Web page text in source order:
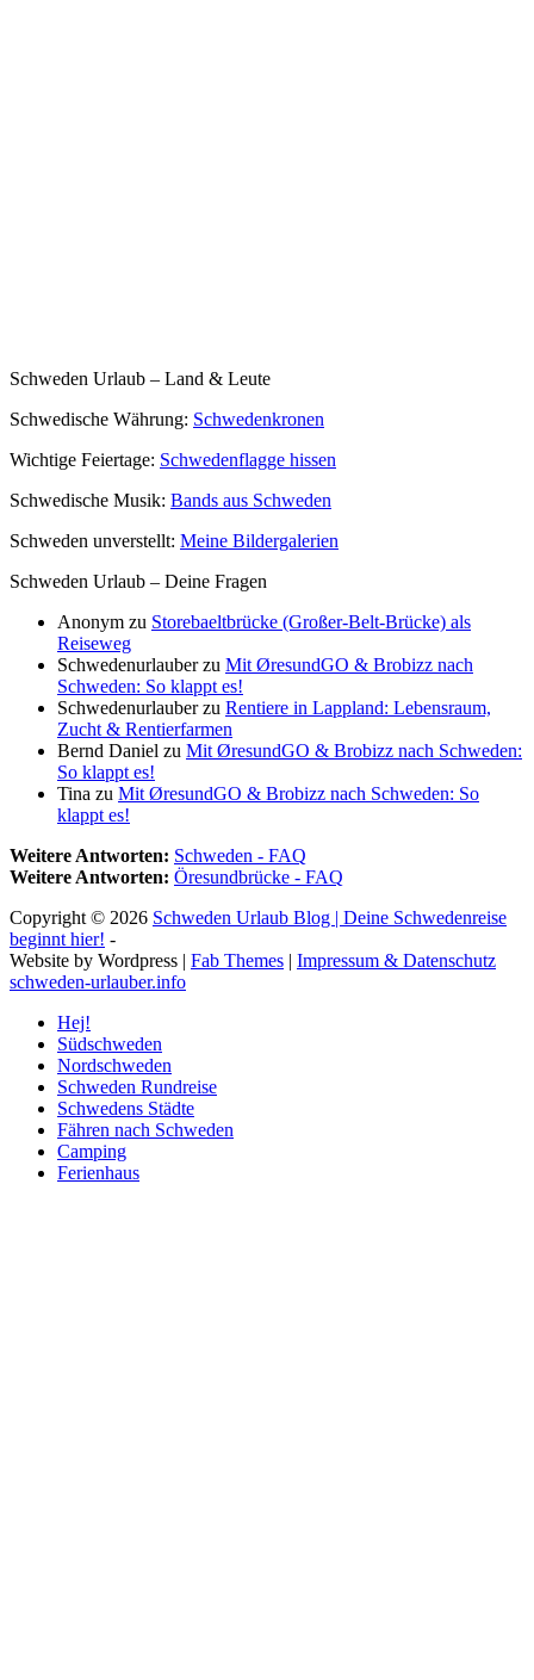
Schweden Urlaub – Land & Leute
Schwedische Währung: Schwedenkronen
Wichtige Feiertage: Schwedenflagge hissen
Schwedische Musik: Bands aus Schweden
Schweden unverstellt: Meine Bildergalerien
Schweden Urlaub – Deine Fragen
Anonym zu Storebaeltbrücke (Großer-Belt-Brücke) als
Reiseweg
Schwedenurlauberzu Mit ØresundGO & Brobizz nach
Schweden: So klappt es!
Schwedenurlauberzu Rentiere in Lappland: Lebensraum,
Zucht & Rentierfarmen
Bernd Daniel zu Mit ØresundGO & Brobizz nach Schweden:
So klappt es!
Tina zu Mit ØresundGO & Brobizz nach Schweden: So
klappt es!
Weitere Antworten: Schweden - FAQ
Weitere Antworten: Öresundbrücke - FAQ
Copyright © 2026 Schweden Urlaub Blog | Deine Schwedenreise
beginnt hier! -
Website by Wordpress | Fab Themes
Impressum & Datenschutz
schweden-urlauber.info
Hej!
Südschweden
Nordschweden
Schweden Rundreise
Schwedens Städte
Fähren nach Schweden
Camping
Ferienhaus